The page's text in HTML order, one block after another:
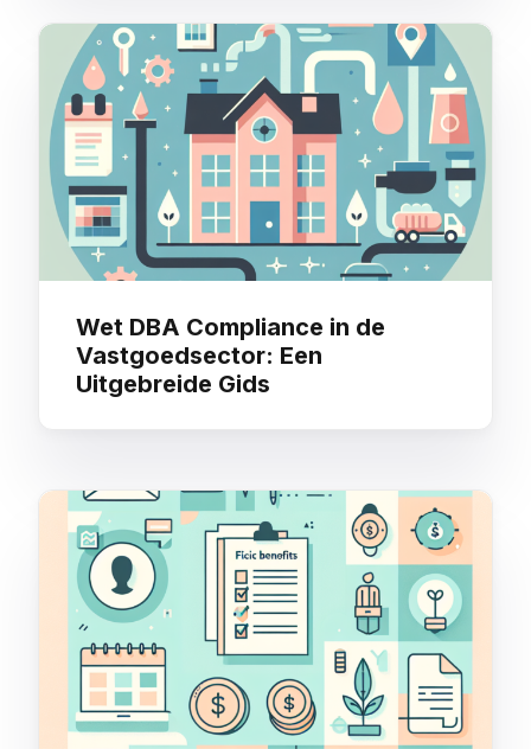
Wet DBA Compliance in de
Vastgoedsector: Een
Uitgebreide Gids